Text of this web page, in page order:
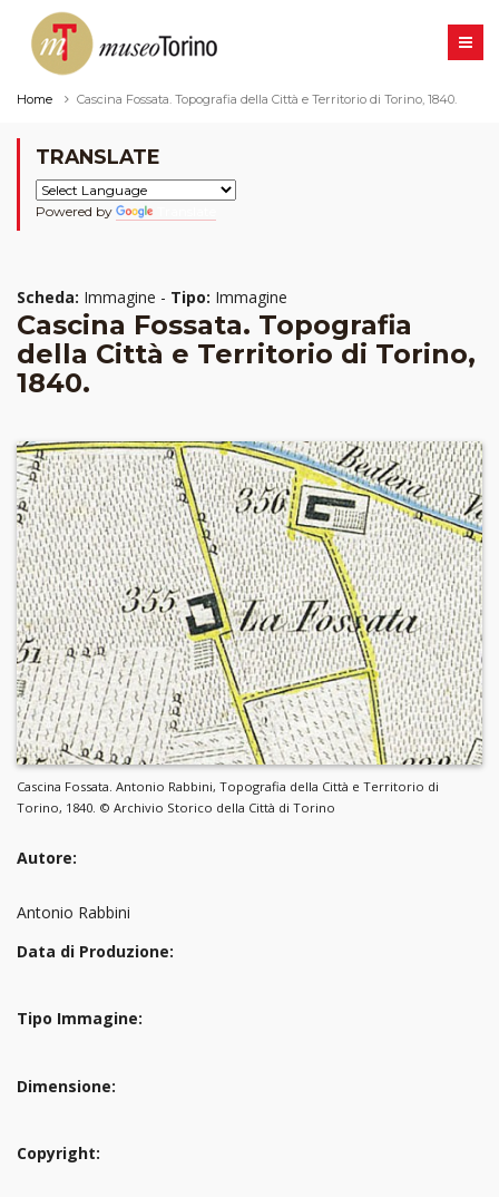
Home Cascina Fossata. Topografia della Città e Territorio di Torino, 1840.
TRANSLATE
Powered by
Scheda: Immagine - Tipo: Immagine
Cascina Fossata. Topografia
della Città e Territorio di Torino,
1840.
Cascina Fossata. Antonio Rabbini, Topografia della Città e Territorio di
Torino, 1840. © Archivio Storico della Città di Torino
Autore:
Antonio Rabbini
Data di Produzione:
Tipo Immagine:
Dimensione:
Copyright: